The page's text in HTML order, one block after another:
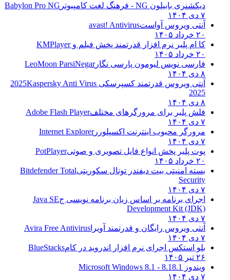
دیکشنری بابیلون NG - فرهنگ لغت کامپیوتر
Babylon Pro NG
۷ دی ۱۴۰۴
آنتی ویروس آواستavast! Antivirus
۲۰ خرداد ۱۴۰۵
کا ام پلیر نرم افزار قدرتمند پخش فیلم وKMPlayer
۲۰ خرداد ۱۴۰۵
فارسی نویس لیومون پارسی نگارLeoMoon ParsiNegar
۸ دی ۱۴۰۴
آنتی ویروس قدرتمند کسپرسکی 2025 Kaspersky Anti Virus
2025
۸ دی ۱۴۰۴
فلش پلیر برای مرورگرهای مختلفAdobe Flash Player
۷ دی ۱۴۰۴
مرورگر محبوب اینترنت اکسپلوررInternet Explorer
۷ دی ۱۴۰۴
پوت پلیر پخش انواع فایل تصویری و صوتیPotPlayer
۲۰ خرداد ۱۴۰۵
بسته امنیتی بیت دیفندر توتال سکوریتیBitdefender Total
Security
۷ دی ۱۴۰۴
اجرای برنامه بر اساس زبان برنامه نویسی جJava SE
Development Kit (JDK)
۷ دی ۱۴۰۴
آنتی ویروس رایگان و قدرتمند آویرا Avira Free Antivirus
۷ دی ۱۴۰۴
بلو استکس اجرای نرم افزار اندروید در کامBlueStacks
۲۶ تیر ۱۴۰۵
ویندوز 8.1
8.1 - Microsoft Windows 8.1
۷ دی ۱۴۰۴